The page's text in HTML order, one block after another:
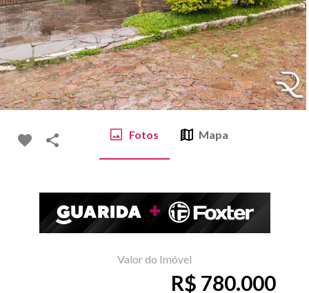
Fotos Mapa
Valor do Imóvel
R$ 780.000